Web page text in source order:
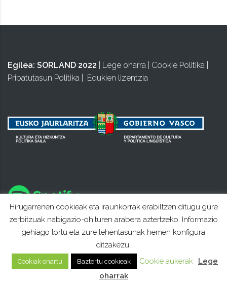
Egilea: SORLAND 2022 Lege oharra Cookie Politika
Pribatutasun Politika
Edukien lizentzia
Hirugarrenen cookieak eta iraunkorrak erabiltzen ditugu gure
zerbitzuak nabigazio-ohituren arabera aztertzeko. Informazio
gehiago lortu eta zure lehentasunak hemen konfigura
ditzakezu.
Cookiak onartu Baztertu cookieak Cookie aukerak
Lege
oharrak